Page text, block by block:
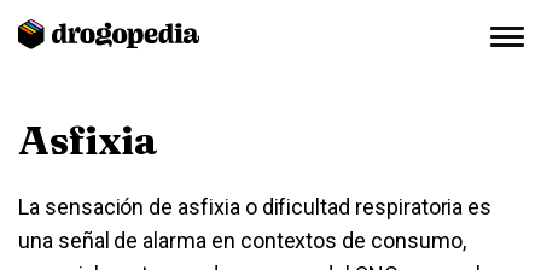
Asfixia
La sensación de asfixia o dificultad respiratoria es
una señal de alarma en contextos de consumo,